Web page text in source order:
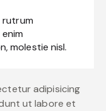
rutrum
molestie nisl.
adipisicing
ut labore et